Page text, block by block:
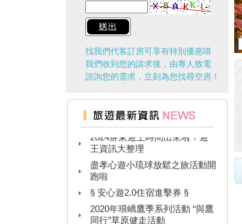
找我們代客訂房可享有特別優惠唷
我們收到您的請求後，由專人致電
諮詢您的需求，立刻為您找尋空房！
台灣百大景點推薦，集章還有限
2024屏東迎王時間出來啦！迎
王資訊大整理
跑啦
§ 安心遊2.0住宿進擊券 §
2020年琅嶠鷹季系列活動 “與鷹
同行”草原健走活動
台灣好行新路線！9127-D大鵬
灣琉球線 9/1試營運啟航囉！
小琉球 住得好民宿
小琉球民宿-住得好民...